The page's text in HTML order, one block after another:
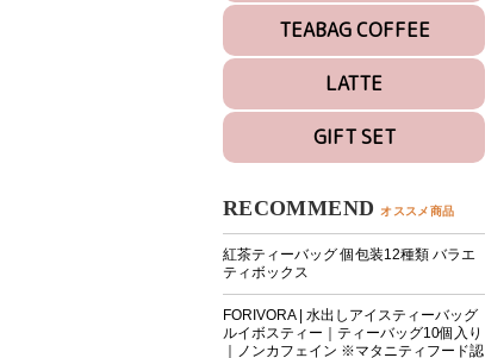
TEABAG COFFEE
LATTE
GIFT SET
RECOMMEND オススメ商品
紅茶ティーバッグ 個包装12種類 バラエ
ティボックス
FORIVORA | 水出しアイスティーバッグ
ルイボスティー｜ティーバッグ10個入り
｜ノンカフェイン ※マタニティフード認